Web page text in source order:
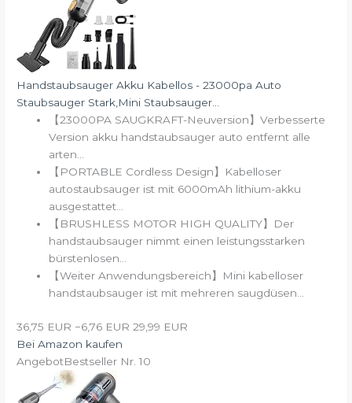
Handstaubsauger Akku Kabellos - 23000pa Auto
Staubsauger Stark,Mini Staubsauger...
【23000PA SAUGKRAFT-Neuversion】Verbesserte
Version akku handstaubsauger auto entfernt alle
arten...
【PORTABLE Cordless Design】Kabelloser
autostaubsauger ist mit 6000mAh lithium-akku
ausgestattet...
【BRUSHLESS MOTOR HIGH QUALITY】Der
handstaubsauger nimmt einen leistungsstarken
bürstenlosen...
【Weiter Anwendungsbereich】Mini kabelloser
handstaubsauger ist mit mehreren saugdüsen...
36,75 EUR −6,76 EUR 29,99 EUR
Bei Amazon kaufen
AngebotBestseller Nr. 10